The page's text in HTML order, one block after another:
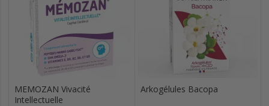
MEMOZAN Vivacité
Intellectuelle
Arkogélules Bacopa